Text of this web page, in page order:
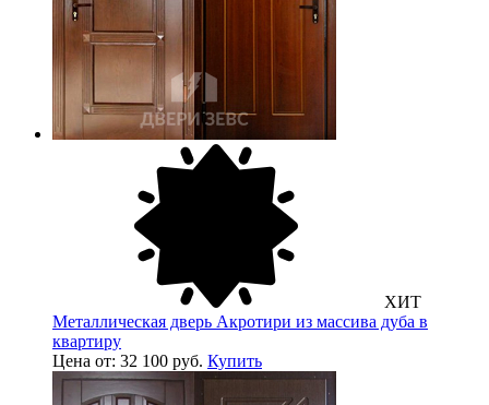
ХИТ
Металлическая дверь Акротири из массива дуба в
квартиру
Цена от: 32 100 руб. Купить